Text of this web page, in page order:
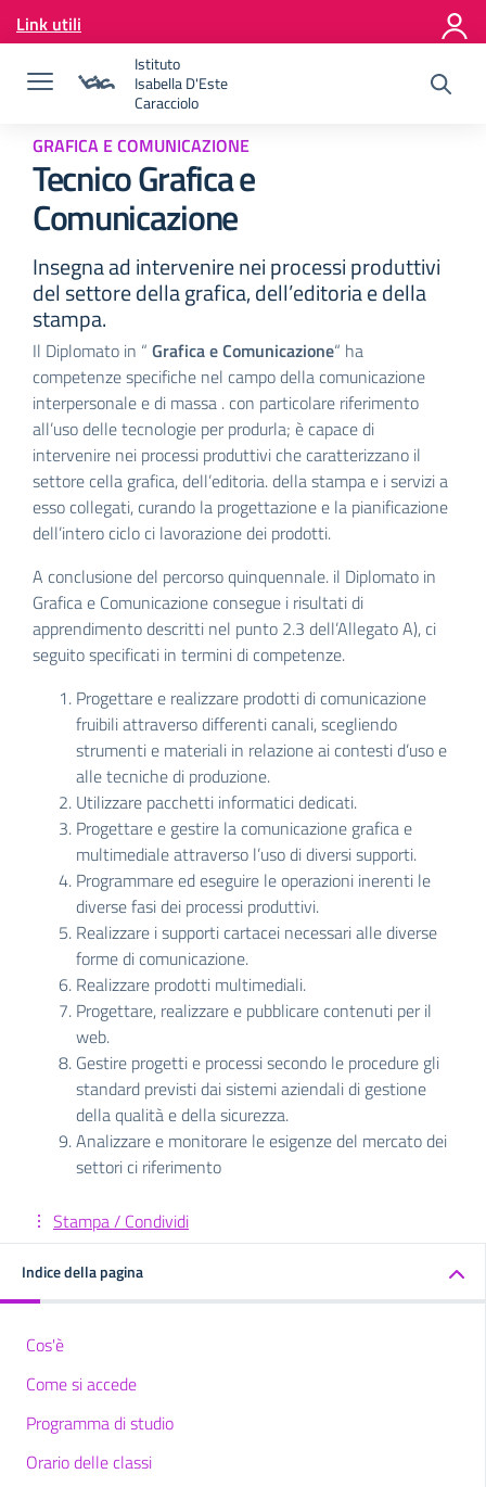
Vai ai contenuti
Vai al menu di navigazione
Link utili
Istituto
Isabella D'Este
Caracciolo
GRAFICA E COMUNICAZIONE
Tecnico Grafica e
Comunicazione
Insegna ad intervenire nei processi produttivi
del settore della grafica, dell’editoria e della
stampa.
Il Diplomato in “ Grafica e Comunicazione“ ha
competenze specifiche nel campo della comunicazione
interpersonale e di massa . con particolare riferimento
all’uso delle tecnologie per produrla; è capace di
intervenire nei processi produttivi che caratterizzano il
settore cella grafica, dell’editoria. della stampa e i servizi a
esso collegati, curando la progettazione e la pianificazione
dell’intero ciclo ci lavorazione dei prodotti.
A conclusione del percorso quinquennale. il Diplomato in
Grafica e Comunicazione consegue i risultati di
apprendimento descritti nel punto 2.3 dell’Allegato A), ci
seguito specificati in termini di competenze.
Progettare e realizzare prodotti di comunicazione
fruibili attraverso differenti canali, scegliendo
strumenti e materiali in relazione ai contesti d’uso e
alle tecniche di produzione.
Utilizzare pacchetti informatici dedicati.
Progettare e gestire la comunicazione grafica e
multimediale attraverso l’uso di diversi supporti.
Programmare ed eseguire le operazioni inerenti le
diverse fasi dei processi produttivi.
Realizzare i supporti cartacei necessari alle diverse
forme di comunicazione.
Realizzare prodotti multimediali.
Progettare, realizzare e pubblicare contenuti per il
web.
Gestire progetti e processi secondo le procedure gli
standard previsti dai sistemi aziendali di gestione
della qualità e della sicurezza.
Analizzare e monitorare le esigenze del mercato dei
settori ci riferimento
Stampa / Condividi
Indice della pagina
Cos'è
Come si accede
Programma di studio
Orario delle classi